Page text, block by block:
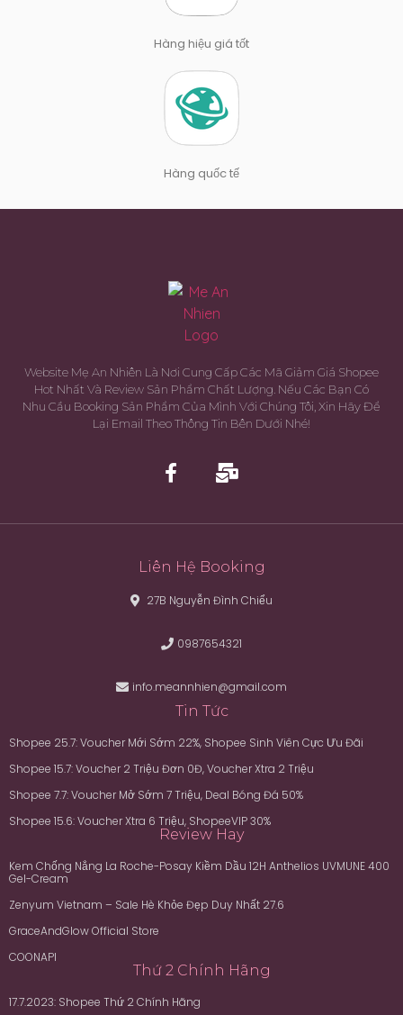
Hàng hiệu giá tốt
Hàng quốc tế
Website Mẹ An Nhiên Là Nơi Cung Cấp Các Mã Giảm Giá Shopee
Hot Nhất Và Review Sản Phẩm Chất Lượng. Nếu Các Bạn Có
Nhu Cầu Booking Sản Phẩm Của Mình Với Chúng Tôi, Xin Hãy Để
Lại Email Theo Thông Tin Bên Dưới Nhé!
Liên Hệ Booking
27B Nguyễn Đình Chiểu
0987654321
info.meannhien@gmail.com
Tin Tức
Shopee 25.7: Voucher Mới Sớm 22%, Shopee Sinh Viên Cực Ưu Đãi
Shopee 15.7: Voucher 2 Triệu Đơn 0Đ, Voucher Xtra 2 Triệu
Shopee 7.7: Voucher Mở Sớm 7 Triệu, Deal Bóng Đá 50%
Shopee 15.6: Voucher Xtra 6 Triệu, ShopeeVIP 30%
Review Hay
Kem Chống Nắng La Roche-Posay Kiềm Dầu 12H Anthelios UVMUNE 400
Gel-Cream
Zenyum Vietnam – Sale Hè Khỏe Đẹp Duy Nhất 27.6
GraceAndGlow Official Store
COONAPI
Thứ 2 Chính Hãng
17.7.2023: Shopee Thứ 2 Chính Hãng